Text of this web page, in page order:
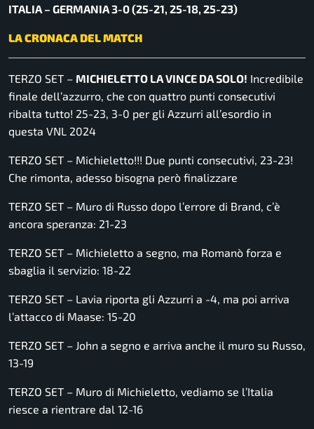
ITALIA – GERMANIA 3-0 (25-21, 25-18, 25-23)
LA CRONACA DEL MATCH
TERZO SET – MICHIELETTO LA VINCE DA SOLO! Incredibile
finale dell’azzurro, che con quattro punti consecutivi
ribalta tutto! 25-23, 3-0 per gli Azzurri all’esordio in
questa VNL 2024
TERZO SET – Michieletto!!! Due punti consecutivi, 23-23!
Che rimonta, adesso bisogna però finalizzare
TERZO SET – Muro di Russo dopo l’errore di Brand, c’è
ancora speranza: 21-23
TERZO SET – Michieletto a segno, ma Romanò forza e
sbaglia il servizio: 18-22
TERZO SET – Lavia riporta gli Azzurri a -4, ma poi arriva
l’attacco di Maase: 15-20
TERZO SET – John a segno e arriva anche il muro su Russo,
13-19
TERZO SET – Muro di Michieletto, vediamo se l’Italia
riesce a rientrare dal 12-16